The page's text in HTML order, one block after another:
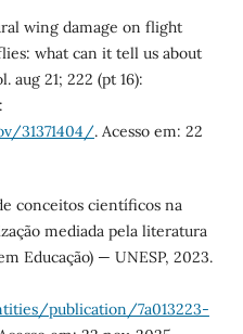
wing damage on flight
what can it tell us about
aug 21; 222 (pt 16):
31371404/. Acesso em: 22
conceitos científicos na
mediada pela literatura
Educação) — UNESP, 2023.
publication/7a013223-